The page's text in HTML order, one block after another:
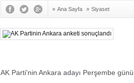
» Ana Sayfa » Siyaset
AK Parti'nin Ankara adayı Perşembe